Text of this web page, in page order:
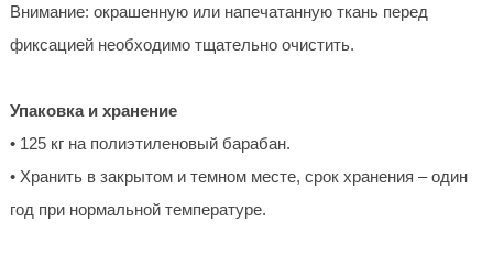
Внимание: окрашенную или напечатанную ткань перед
фиксацией необходимо тщательно очистить.
Упаковка и хранение
• 125 кг на полиэтиленовый барабан.
• Хранить в закрытом и темном месте, срок хранения – один
год при нормальной температуре.